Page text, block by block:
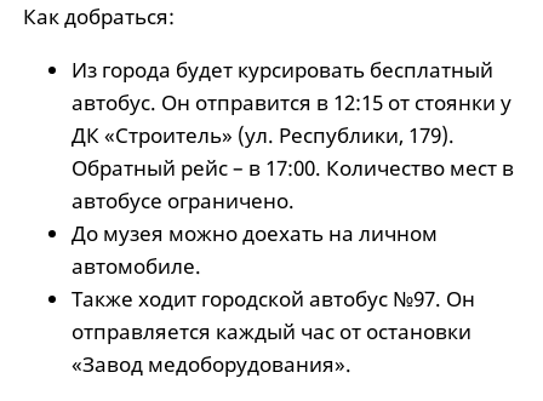
Как добраться:
Из города будет курсировать бесплатный
автобус. Он отправится в 12:15 от стоянки у
ДК «Строитель» (ул. Республики, 179).
Обратный рейс – в 17:00. Количество мест в
автобусе ограничено.
До музея можно доехать на личном
автомобиле.
Также ходит городской автобус №97. Он
отправляется каждый час от остановки
«Завод медоборудования».